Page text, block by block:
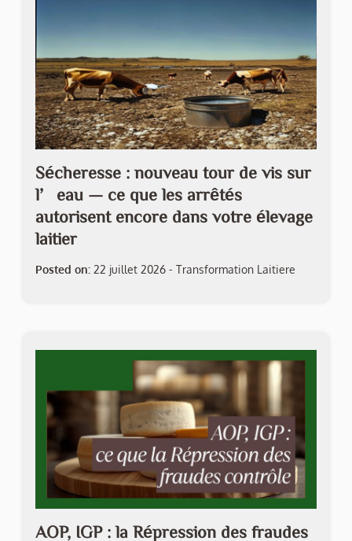
Sécheresse : nouveau tour de vis sur
l’eau — ce que les arrêtés
autorisent encore dans votre élevage
laitier
Posted on: 22 juillet 2026 - Transformation Laitiere
AOP, IGP : la Répression des fraudes